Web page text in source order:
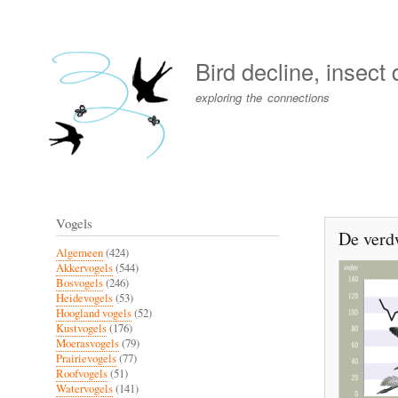
menu
Bird decline, insect
exploring the connections
De
Vogels
Algemeen(424)
Akkervogels(544)
Bosvogels(246)
Heidevogels(53)
Hoogland vogels(52)
Kustvogels(176)
Moerasvogels(79)
Prairievogels(77)
Roofvogels(51)
Watervogels(141)